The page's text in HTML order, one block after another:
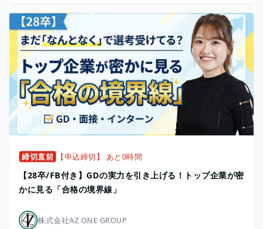
締切直前 【申込締切】 あと0時間
【28卒/FB付き】GDの実力を引き上げる！トップ企業が密
かに見る「合格の境界線」
株式会社AZ ONE GROUP